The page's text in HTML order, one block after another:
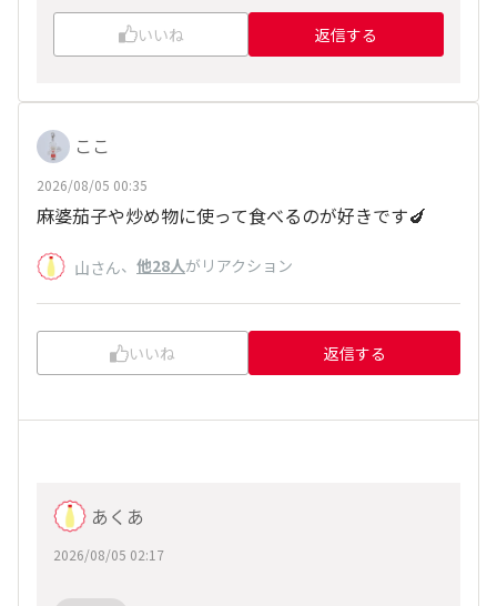
いいね 返信する
ここ
2026/08/05 00:35
麻婆茄子や炒め物に使って食べるのが好きです🍆
山さん、 他28人がリアクション
いいね 返信する
あくあ
2026/08/05 02:17